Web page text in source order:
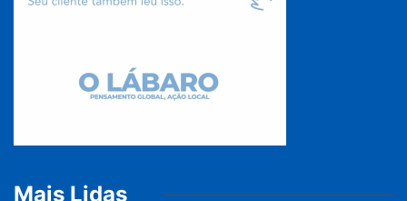
Mais Lidas